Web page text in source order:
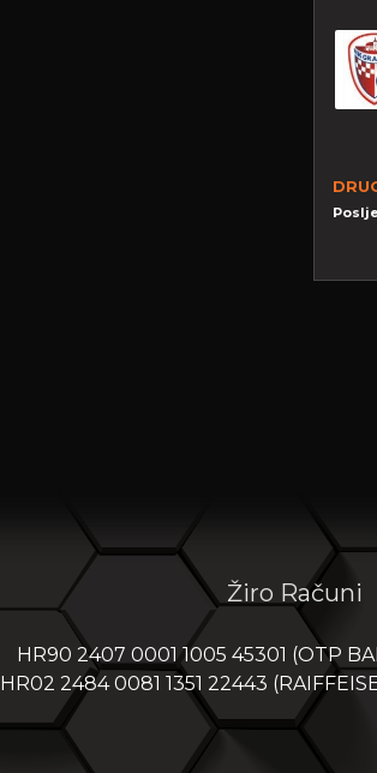
Žiro Računi
HR90 2407 0001 1005 45301 (OTP
HR02 2484 0081 1351 22443